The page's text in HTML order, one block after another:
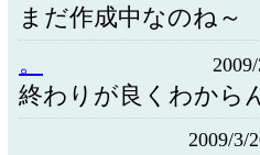
まだ作成中なのね～
。
終わりが良くわから
2009/3/